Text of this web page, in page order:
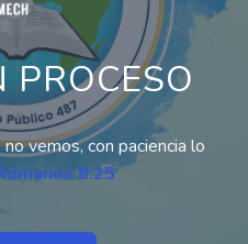
PROCESO
vemos, con paciencia lo
8:25